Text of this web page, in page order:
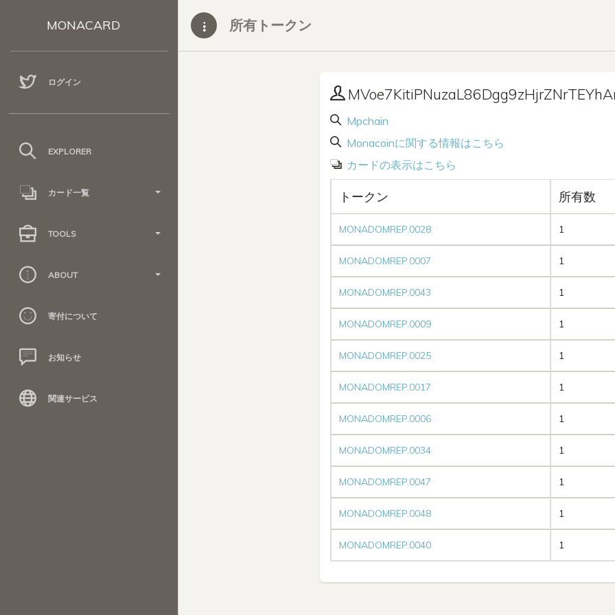
MONACARD
ログイン
EXPLORER
カード一覧
TOOLS
ABOUT
寄付について
お知らせ
関連サービス
所有トークン
Mpchain
Monacoinに関する情報はこちら
カードの表示はこちら
トークン 所有数
MONADOMREP.0028 1
MONADOMREP.0007 1
MONADOMREP.0043 1
MONADOMREP.0009 1
MONADOMREP.0025 1
MONADOMREP.0017 1
MONADOMREP.0006 1
MONADOMREP.0034 1
MONADOMREP.0047 1
MONADOMREP.0048 1
MONADOMREP.0040 1